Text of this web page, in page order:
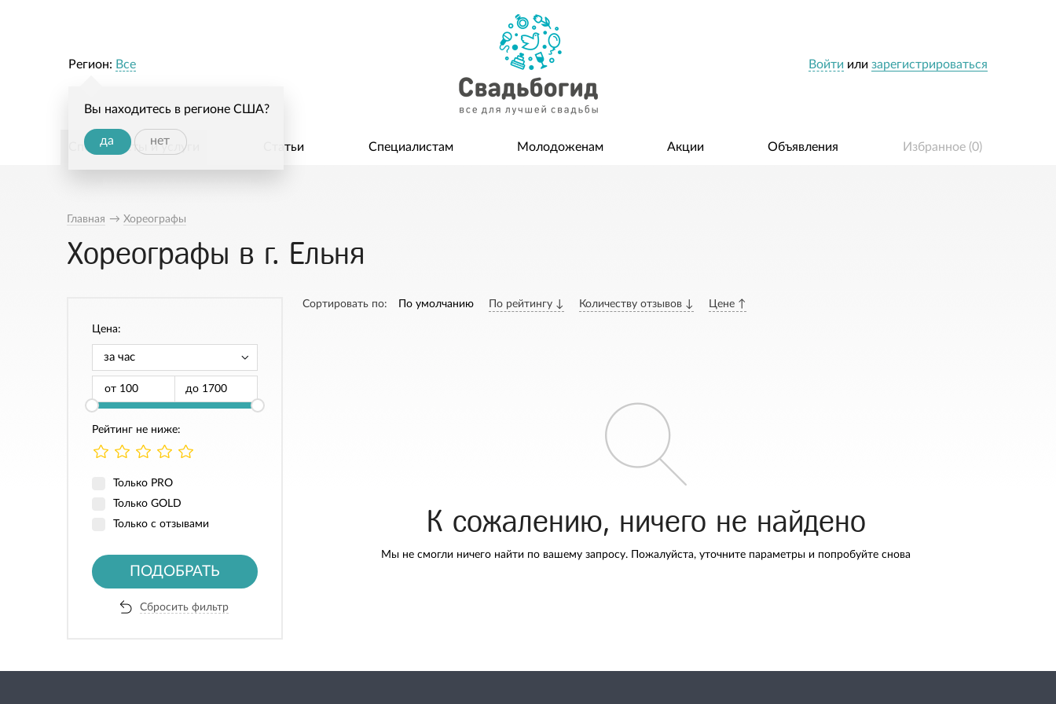
Войти или зарегистрироваться
Регион: Все
Вы находитесь в регионе США?
да нет
Специалисты и услуги Статьи Специалистам Молодоженам Акции Объявления Избранное (0)
Главная → Хореографы
Хореографы в г. Ельня
Цена:
от до
Рейтинг не ниже:
Только PRO
Только GOLD
Только с отзывами
ПОДОБРАТЬ
Сбросить фильтр
Сортировать по: По умолчанию По рейтингу ↓ Количеству отзывов ↓ Цене ↑
К сожалению, ничего не найдено
Мы не смогли ничего найти по вашему запросу. Пожалуйста, уточните параметры и попробуйте снова